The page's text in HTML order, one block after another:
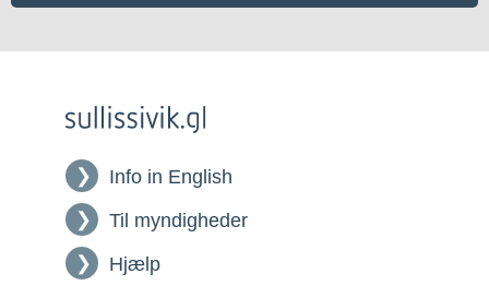
Info in English
Til myndigheder
Hjælp